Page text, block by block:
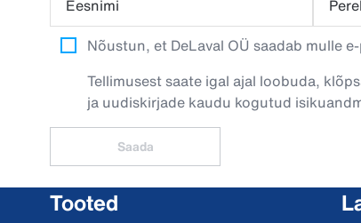
Eesnimi
Nõustun, et DeLaval OÜ saadab mulle
Tellimusest saate igal ajal loobuda,
ja uudiskirjade kaudu kogutud
Saada
Tooted